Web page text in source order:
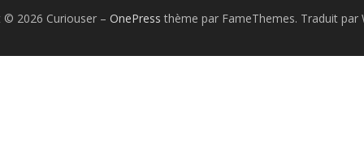
© 2026 Curiouser – OnePress thème par FameThemes. Traduit par